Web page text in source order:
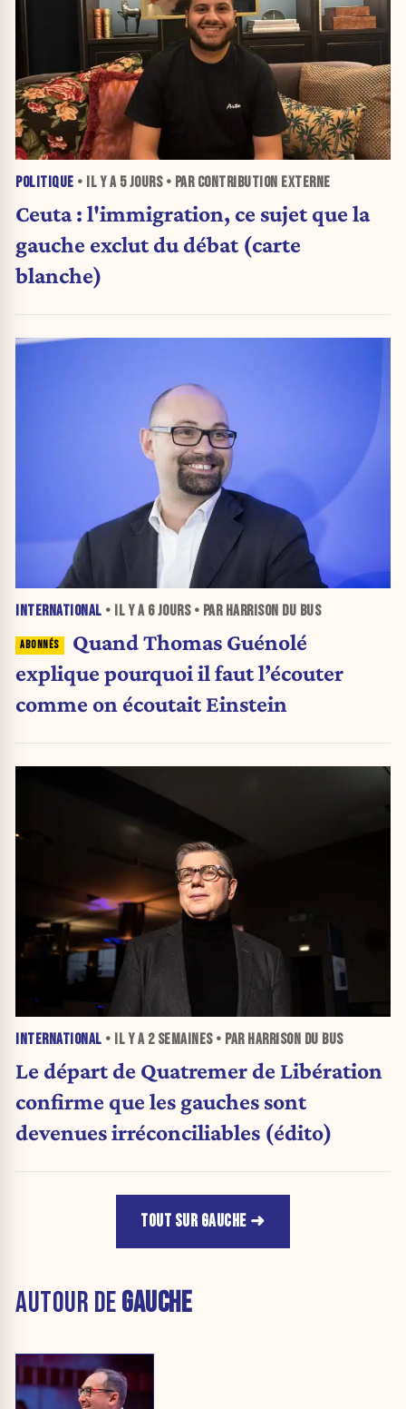
POLITIQUE • IL Y A 5 JOURS• PAR CONTRIBUTION EXTERNE
Ceuta : l'immigration, ce sujet que la
gauche exclut du débat (carte
blanche)
INTERNATIONAL • IL Y A 6 JOURS• PAR HARRISON DU BUS
Quand Thomas Guénolé
explique pourquoi il faut l’écouter
comme on écoutait Einstein
INTERNATIONAL • IL Y A 2 SEMAINES• PAR HARRISON DU BUS
Le départ de Quatremer de Libération
confirme que les gauches sont
devenues irréconciliables (édito)
TOUT SUR GAUCHE
AUTOUR DEGAUCHE